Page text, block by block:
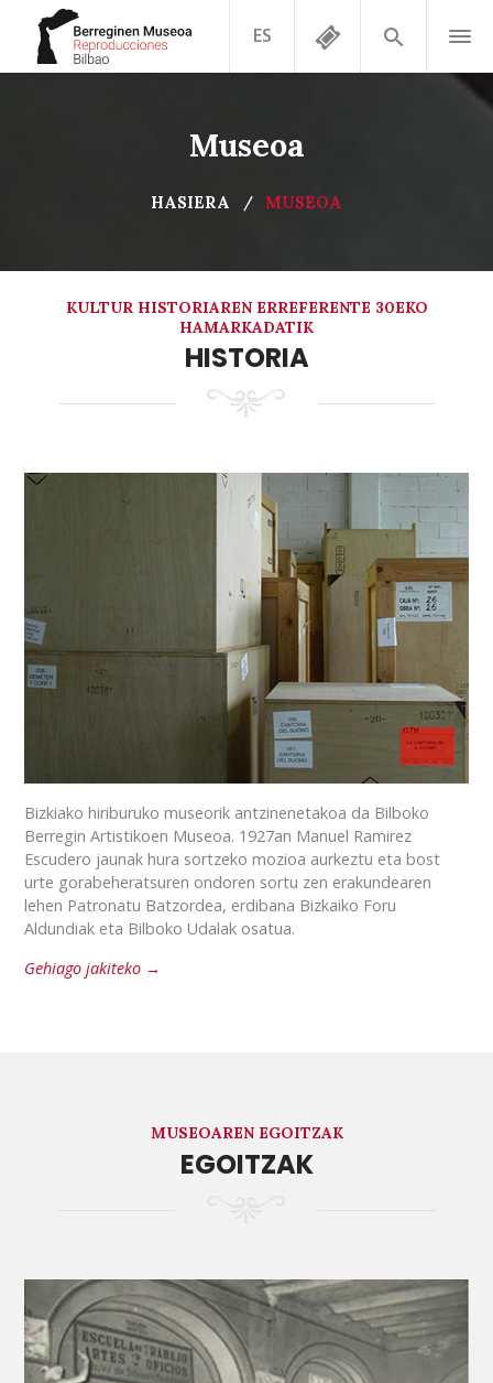
ES
Museoa
HASIERA MUSEOA
KULTUR HISTORIAREN ERREFERENTE 30EKO
HAMARKADATIK
HISTORIA
Bizkiako hiriburuko museorik antzinenetakoa da Bilboko
Berregin Artistikoen Museoa. 1927an Manuel Ramirez
Escudero jaunak hura sortzeko mozioa aurkeztu eta bost
urte gorabeheratsuren ondoren sortu zen erakundearen
lehen Patronatu Batzordea, erdibana Bizkaiko Foru
Aldundiak eta Bilboko Udalak osatua.
Gehiago jakiteko →
MUSEOAREN EGOITZAK
EGOITZAK